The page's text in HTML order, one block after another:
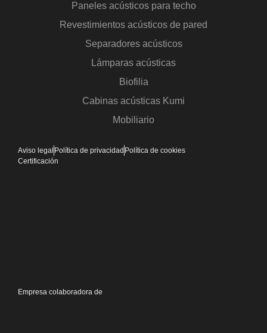
Paneles acústicos para techo
Revestimientos acústicos de pared
Separadores acústicos
Lámparas acústicas
Biofilia
Cabinas acústicas Kumi
Mobiliario
Empresa colaboradora de
Aviso legal Política de privacidad Política de cookies
Certificación